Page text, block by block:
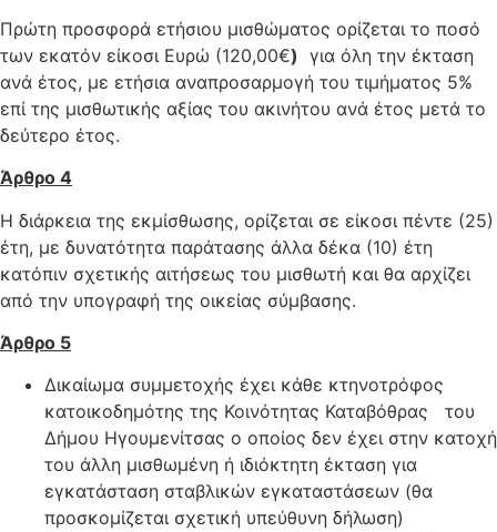
Πρώτη προσφορά ετήσιου μισθώματος ορίζεται το ποσό
των εκατόν είκοσι Ευρώ (120,00€) για όλη την έκταση
ανά έτος, με ετήσια αναπροσαρμογή του τιμήματος 5%
επί της μισθωτικής αξίας του ακινήτου ανά έτος μετά το
δεύτερο έτος.
Άρθρο 4
Η διάρκεια της εκμίσθωσης, ορίζεται σε είκοσι πέντε (25)
έτη, με δυνατότητα παράτασης άλλα δέκα (10) έτη
κατόπιν σχετικής αιτήσεως του μισθωτή και θα αρχίζει
από την υπογραφή της οικείας σύμβασης.
Άρθρο 5
Δικαίωμα συμμετοχής έχει κάθε κτηνοτρόφος
κατοικοδημότης της Κοινότητας Καταβόθρας του
Δήμου Ηγουμενίτσας ο οποίος δεν έχει στην κατοχή
του άλλη μισθωμένη ή ιδιόκτητη έκταση για
εγκατάσταση σταβλικών εγκαταστάσεων (θα
προσκομίζεται σχετική υπεύθυνη δήλωση)